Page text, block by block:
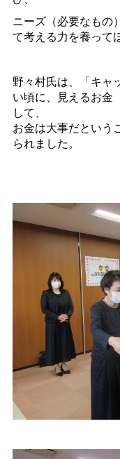
ニーズ（必要なもの
て考える力を養って
野々村氏は、「キャ
い頃に、見えるお金
して、
お金は大事だという
られました。